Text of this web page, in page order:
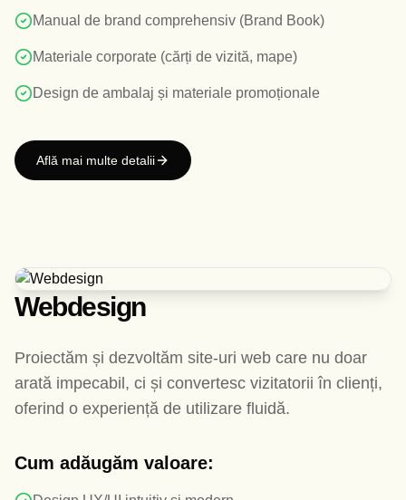
Manual de brand comprehensiv (Brand Book)
Materiale corporate (cărți de vizită, mape)
Design de ambalaj și materiale promoționale
Află mai multe detalii
Webdesign
Proiectăm și dezvoltăm site-uri web care nu doar
arată impecabil, ci și convertesc vizitatorii în clienți,
oferind o experiență de utilizare fluidă.
Cum adăugăm valoare: